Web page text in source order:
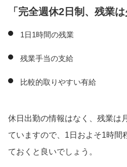
「完全週休2日制、残業は
1日1時間の残業
残業手当の支給
比較的取りやすい有給
休日出勤の情報はなく、残業は
ていますので、1日およそ1時間
ておくと良いでしょう。